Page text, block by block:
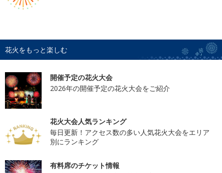
花火をもっと楽しむ
開催予定の花火大会
2026年の開催予定の花火大会をご紹介
花火大会人気ランキング
毎日更新！アクセス数の多い人気花火大会をエリア
別にランキング
有料席のチケット情報